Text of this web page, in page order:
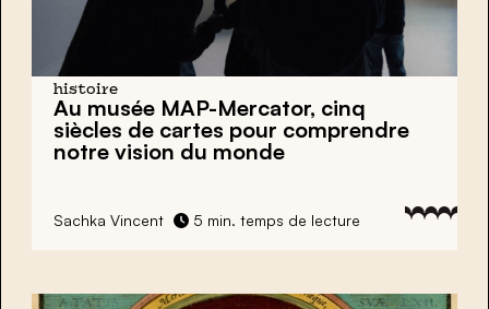
histoire
Au musée MAP-Mercator, cinq
siècles de cartes pour comprendre
notre vision du monde
Sachka Vincent 5 min. temps de lecture